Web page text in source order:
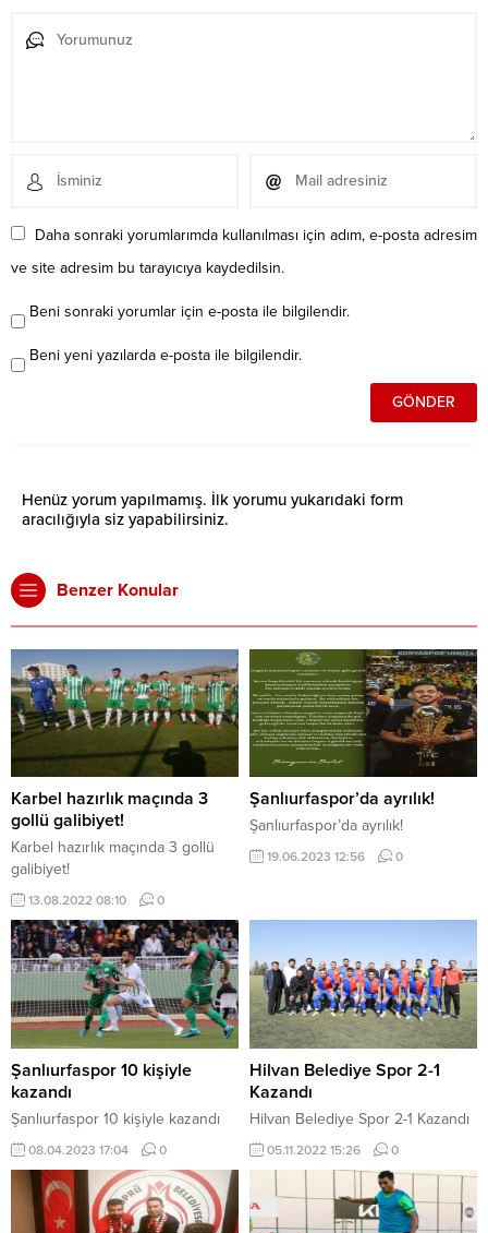
Daha sonraki yorumlarımda kullanılması için adım, e-posta adresim
ve site adresim bu tarayıcıya kaydedilsin.
Beni sonraki yorumlar için e-posta ile bilgilendir.
Beni yeni yazılarda e-posta ile bilgilendir.
Henüz yorum yapılmamış. İlk yorumu yukarıdaki form
aracılığıyla siz yapabilirsiniz.
Benzer Konular
Karbel hazırlık maçında 3
gollü galibiyet!
Karbel hazırlık maçında 3 gollü
galibiyet!
13.08.2022 08:10 0
Şanlıurfaspor’da ayrılık!
Şanlıurfaspor’da ayrılık!
19.06.2023 12:56 0
Şanlıurfaspor 10 kişiyle
kazandı
Şanlıurfaspor 10 kişiyle kazandı
08.04.2023 17:04 0
Hilvan Belediye Spor 2-1
Kazandı
Hilvan Belediye Spor 2-1 Kazandı
05.11.2022 15:26 0